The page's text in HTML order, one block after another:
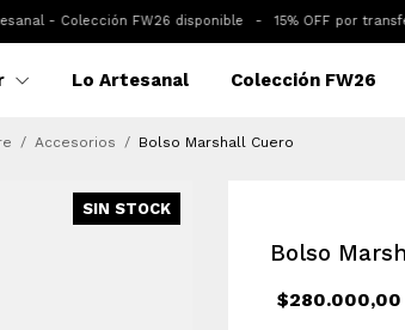
- Colección FW26 disponible - 15% OFF por
Lo Artesanal Colección FW26
/ Accesorios / Bolso Marshall Cuero
SIN STOCK
Bolso
$280.000,00